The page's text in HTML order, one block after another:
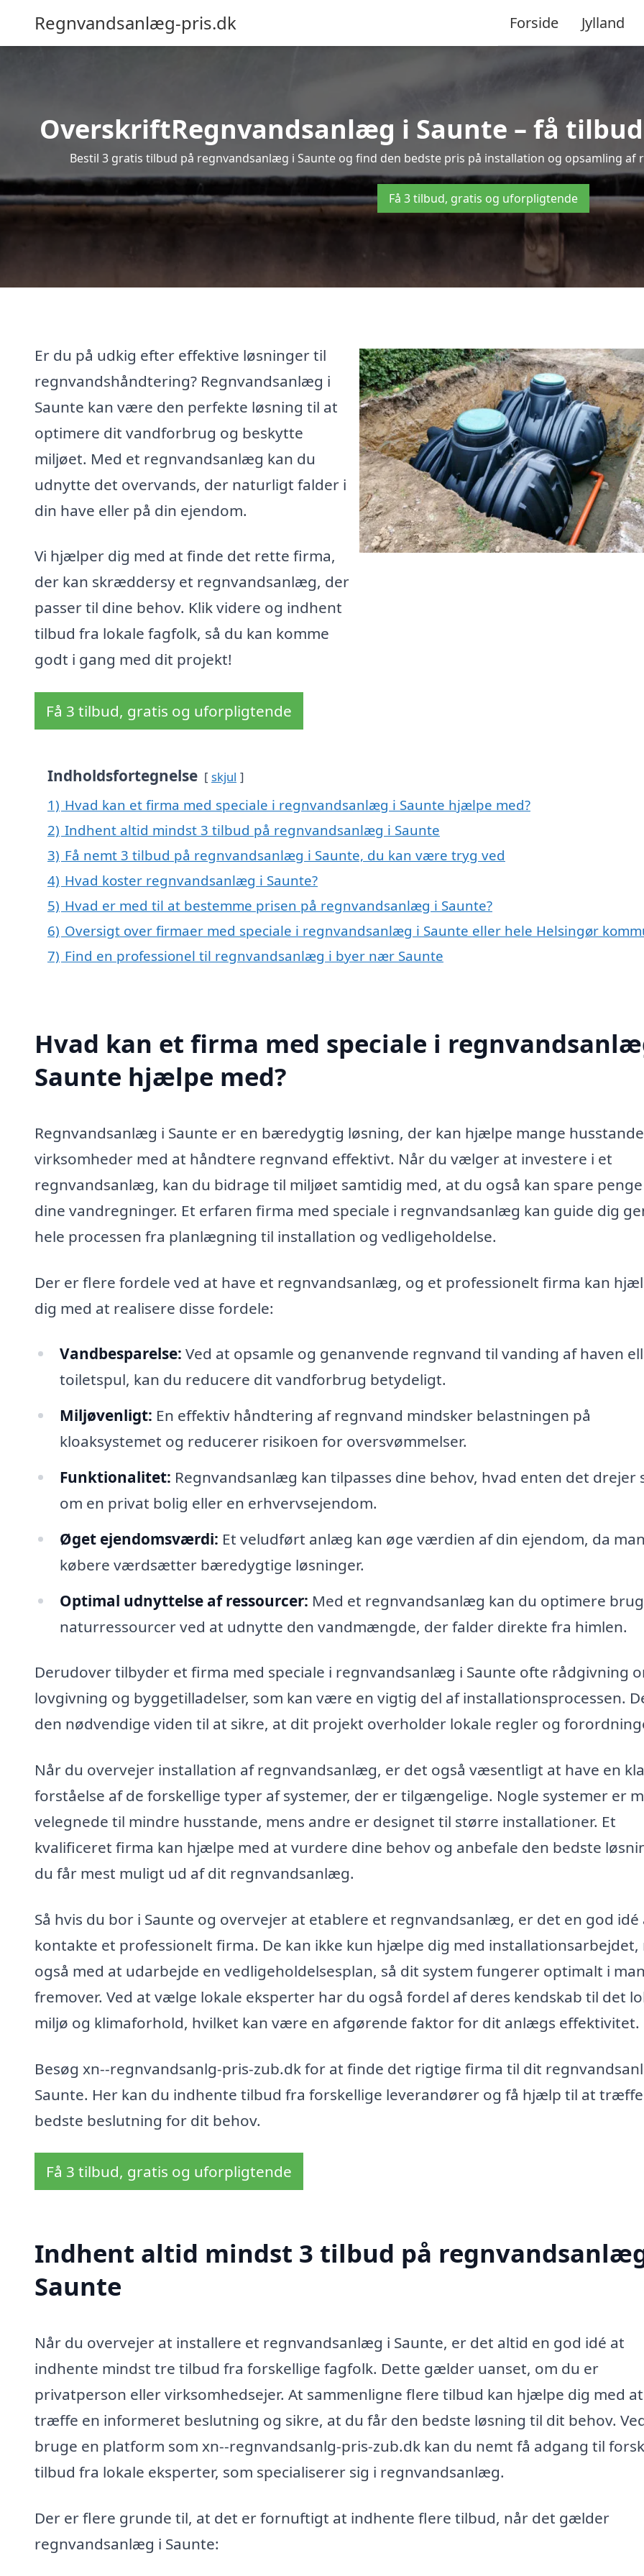
Regnvandsanlæg-pris.dk Forside Jylland
OverskriftRegnvandsanlæg i Saunte – få
Bestil 3 gratis tilbud på regnvandsanlæg i Saunte og find den bedste pris på installation og opsamling af
Få 3 tilbud, gratis og uforpligtende
Er du på udkig efter effektive løsninger til
regnvandshåndtering? Regnvandsanlæg i
Saunte kan være den perfekte løsning til at
optimere dit vandforbrug og beskytte
miljøet. Med et regnvandsanlæg kan du
udnytte det overvands, der naturligt falder i
din have eller på din ejendom.
Vi hjælper dig med at finde det rette firma,
der kan skræddersy et regnvandsanlæg, der
passer til dine behov. Klik videre og indhent
tilbud fra lokale fagfolk, så du kan komme
godt i gang med dit projekt!
Få 3 tilbud, gratis og uforpligtende
Indholdsfortegnelse skjul
1) Hvad kan et firma med speciale i regnvandsanlæg i Saunte hjælpe med?
2) Indhent altid mindst 3 tilbud på regnvandsanlæg i Saunte
3) Få nemt 3 tilbud på regnvandsanlæg i Saunte, du kan være tryg ved
4) Hvad koster regnvandsanlæg i Saunte?
5) Hvad er med til at bestemme prisen på regnvandsanlæg i Saunte?
6) Oversigt over firmaer med speciale i regnvandsanlæg i Saunte eller hele Helsingør
7) Find en professionel til regnvandsanlæg i byer nær Saunte
Hvad kan et firma med speciale i
Saunte hjælpe med?
Regnvandsanlæg i Saunte er en bæredygtig løsning, der kan hjælpe mange
virksomheder med at håndtere regnvand effektivt. Når du vælger at investere i et
regnvandsanlæg, kan du bidrage til miljøet samtidig med, at du også kan spare
dine vandregninger. Et erfaren firma med speciale i regnvandsanlæg kan guide dig
hele processen fra planlægning til installation og vedligeholdelse.
Der er flere fordele ved at have et regnvandsanlæg, og et professionelt firma kan
dig med at realisere disse fordele:
Vandbesparelse: Ved at opsamle og genanvende regnvand til vanding af haven
toiletspul, kan du reducere dit vandforbrug betydeligt.
Miljøvenligt: En effektiv håndtering af regnvand mindsker belastningen på
kloaksystemet og reducerer risikoen for oversvømmelser.
Funktionalitet: Regnvandsanlæg kan tilpasses dine behov, hvad enten det drejer
om en privat bolig eller en erhvervsejendom.
Øget ejendomsværdi: Et veludført anlæg kan øge værdien af din ejendom, da
købere værdsætter bæredygtige løsninger.
Optimal udnyttelse af ressourcer: Med et regnvandsanlæg kan du optimere
naturressourcer ved at udnytte den vandmængde, der falder direkte fra himlen.
Derudover tilbyder et firma med speciale i regnvandsanlæg i Saunte ofte rådgivning
lovgivning og byggetilladelser, som kan være en vigtig del af installationsprocessen.
den nødvendige viden til at sikre, at dit projekt overholder lokale regler og
Når du overvejer installation af regnvandsanlæg, er det også væsentligt at have en
forståelse af de forskellige typer af systemer, der er tilgængelige. Nogle systemer er
velegnede til mindre husstande, mens andre er designet til større installationer. Et
kvalificeret firma kan hjælpe med at vurdere dine behov og anbefale den bedste
du får mest muligt ud af dit regnvandsanlæg.
Så hvis du bor i Saunte og overvejer at etablere et regnvandsanlæg, er det en god idé
kontakte et professionelt firma. De kan ikke kun hjælpe dig med installationsarbejdet,
også med at udarbejde en vedligeholdelsesplan, så dit system fungerer optimalt i
fremover. Ved at vælge lokale eksperter har du også fordel af deres kendskab til det
miljø og klimaforhold, hvilket kan være en afgørende faktor for dit anlægs effektivitet.
Besøg xn--regnvandsanlg-pris-zub.dk for at finde det rigtige firma til dit
Saunte. Her kan du indhente tilbud fra forskellige leverandører og få hjælp til at
bedste beslutning for dit behov.
Få 3 tilbud, gratis og uforpligtende
Indhent altid mindst 3 tilbud på
Saunte
Når du overvejer at installere et regnvandsanlæg i Saunte, er det altid en god idé at
indhente mindst tre tilbud fra forskellige fagfolk. Dette gælder uanset, om du er
privatperson eller virksomhedsejer. At sammenligne flere tilbud kan hjælpe dig med at
træffe en informeret beslutning og sikre, at du får den bedste løsning til dit behov.
bruge en platform som xn--regnvandsanlg-pris-zub.dk kan du nemt få adgang til
tilbud fra lokale eksperter, som specialiserer sig i regnvandsanlæg.
Der er flere grunde til, at det er fornuftigt at indhente flere tilbud, når det gælder
regnvandsanlæg i Saunte: